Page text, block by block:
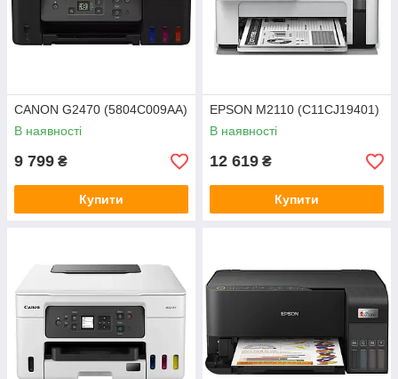
CANON G2470 (5804C009AA)
В наявності
9 799 ₴
Купити
EPSON M2110 (C11CJ19401)
В наявності
12 619 ₴
Купити